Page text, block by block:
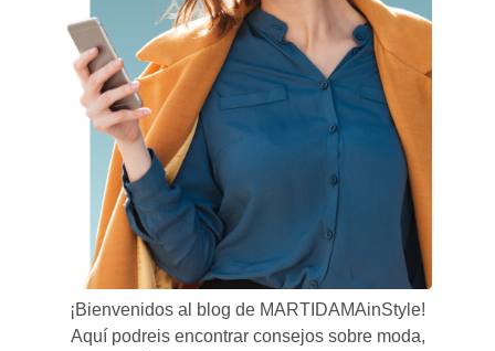
¡Bienvenidos al blog de MARTIDAMAinStyle!
Aquí podreis encontrar consejos sobre moda,